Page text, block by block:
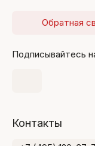
Обратная
Подписывайтесь
Контакты